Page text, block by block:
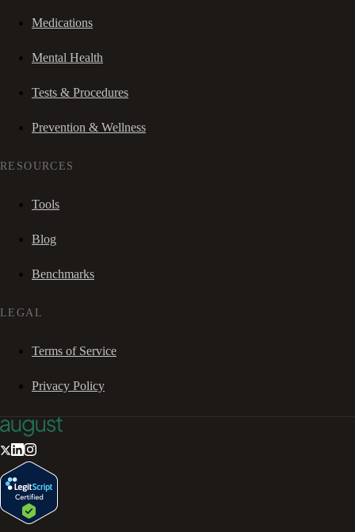
Medications
Mental Health
Tests & Procedures
Prevention & Wellness
RESOURCES
Tools
Blog
Benchmarks
LEGAL
Terms of Service
Privacy Policy